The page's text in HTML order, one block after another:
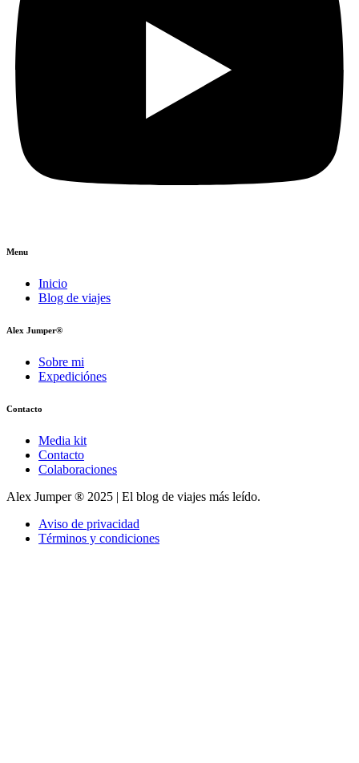
Menu
Inicio
Blog de viajes
Alex Jumper®
Sobre mi
Expediciónes
Contacto
Media kit
Contacto
Colaboraciones
Alex Jumper ® 2025 | El blog de viajes más leído.
Aviso de privacidad
Términos y condiciones